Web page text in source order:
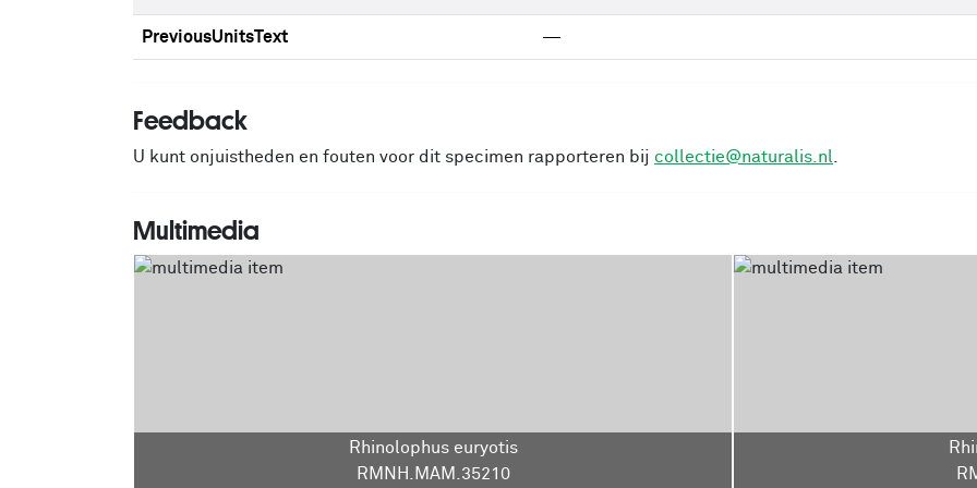
PreviousUnitsText —
Feedback
U kunt onjuistheden en fouten voor dit specimen rapporteren bij collectie@naturalis.nl
Multimedia
Rhinolophus euryotis
RMNH.MAM.35210